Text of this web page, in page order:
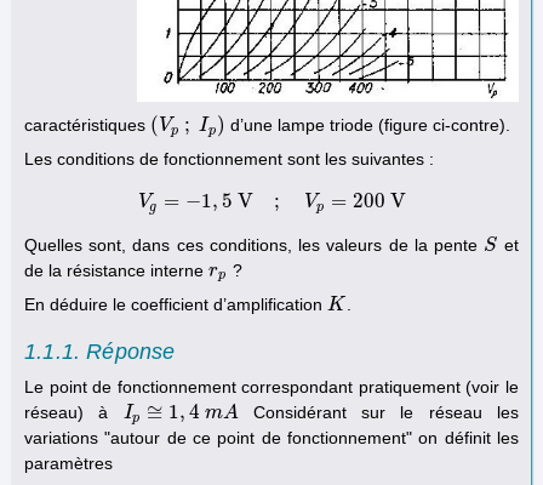
caractéristiques ( Vp ; Ip)
( Vp ; p)
d’une lampe triode (figure ci-contre).
Les conditions de fonctionnement sont les suivantes :
Vg = −1, 5 V ; Vp = 200 V
Vg= − 1,5 ;V 200 V
Quelles sont, dans ces conditions, les valeurs de la pente S
S et
de la résistance interne rp
rp ?
En déduire le coefficient d’amplification K
K
1.1.1. Réponse
Le point de fonctionnement correspondant pratiquement (voir le
réseau) à Ip ≅ 1, 4 mA
Ip≅1, 4 mA
Considérant sur le réseau les
variations "autour de ce point de fonctionnement" on définit les
paramètres